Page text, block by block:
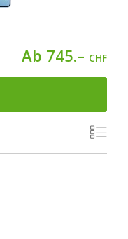
Ab 745.– CHF